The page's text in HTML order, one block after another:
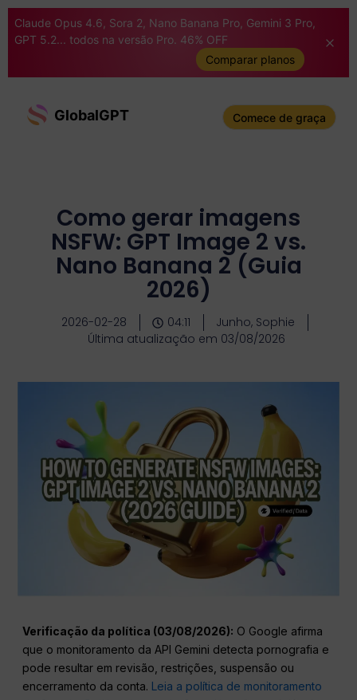
Claude Opus 4.6, Sora 2, Nano Banana Pro, Gemini 3 Pro,
GPT 5.2... todos na versão Pro. 46% OFF
Comparar planos
GlobalGPT Comece de graça
Como gerar imagens
NSFW: GPT Image 2 vs.
Nano Banana 2 (Guia
2026)
2026-02-28 04:11
Junho, Sophie
Última atualização em 03/08/2026
Verificação da política (03/08/2026): O Google afirma
que o monitoramento da API Gemini detecta pornografia e
pode resultar em revisão, restrições, suspensão ou
encerramento da conta. Leia a política de monitoramento